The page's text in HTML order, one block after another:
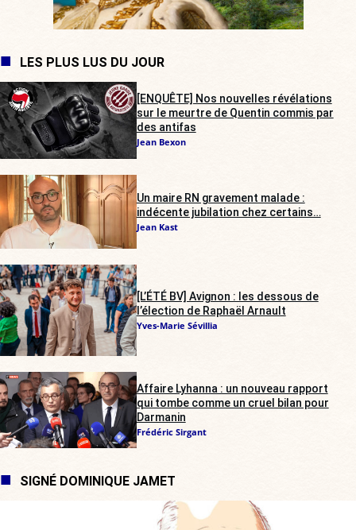
LES PLUS LUS DU JOUR
[ENQUÊTE] Nos nouvelles révélations
sur le meurtre de Quentin commis par
des antifas
Jean Bexon
Un maire RN gravement malade :
indécente jubilation chez certains…
Jean Kast
[L’ÉTÉ BV] Avignon : les dessous de
l’élection de Raphaël Arnault
Yves-Marie Sévillia
Affaire Lyhanna : un nouveau rapport
qui tombe comme un cruel bilan pour
Darmanin
Frédéric Sirgant
SIGNÉ DOMINIQUE JAMET